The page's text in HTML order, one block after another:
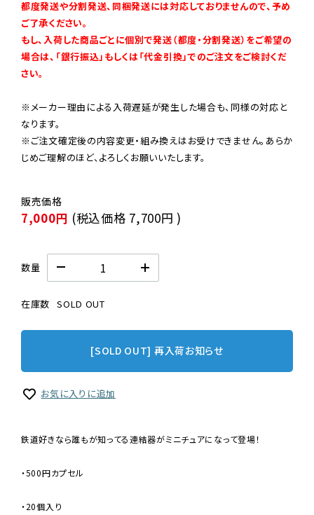
都度発送や分割発送、同梱発送には対応しておりませんので、予め
ご了承ください。
もし、入荷した商品ごとに個別で発送（都度・分割発送）をご希望の
場合は、「銀行振込」もしくは「代金引換」でのご注文をご検討くだ
さい。
※メーカー理由による入荷遅延が発生した場合も、同様の対応と
なります。
※ご注文確定後の内容変更・組み換えはお受けできません。あらか
じめご理解のほど、よろしくお願いいたします。
7,000円 (税込価格 7,700円 )
数量
在庫数 SOLD OUT
[SOLD OUT] 再入荷お知らせ
お気に入りに追加
鉄道好きなら誰もが知ってる連結器がミニチュアになって登場！
・500円カプセル
・20個入り